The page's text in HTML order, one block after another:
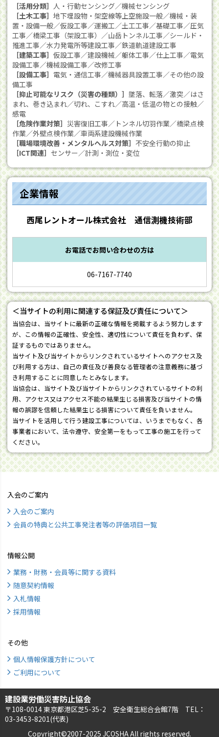
［活用分類］ 人・行動センシング／機械センシング
［土木工事］ 地下埋設物・架空線等上空施設一般／機械・装
置・設備一般／仮設工事／運搬工／土工工事／基礎工事／圧気
工事／橋梁工事（架設工事）／山岳トンネル工事／シールド・
推進工事／水力発電所等建設工事／鉄道軌道建設工事
［建築工事］ 仮設工事／建設機械／躯体工事／仕上工事／電気
設備工事／機械設備工事／改修工事
［設備工事］ 電気・通信工事／機械器具設置工事／その他の設
備工事
［抑止可能なリスク（災害の種類）］ 墜落、転落／激突／はさ
まれ、巻き込まれ／切れ、こすれ／高温・低温の物との接触／
感電
［危険作業対策］ 災害復旧工事／トンネル切羽作業／橋梁点検
作業／外壁点検作業／車両系建設機械作業
［職場環境改善・メンタルヘルス対策］ 不安全行動の抑止
［ICT関連］ センサー／計測・測位・変位
企業情報
西尾レントオール株式会社 通信測機技術部
お電話でお問い合わせの方は
06-7167-7740
＜当サイトの利用に関連する保証及び責任について＞
当協会は、当サイトに最新の正確な情報を掲載するよう努力します
が、この情報の正確性、安全性、適切性について責任を負わず、保
証するものではありません。
当サイト及び当サイトからリンクされているサイトへのアクセス及
び利用する方は、自己の責任及び善良なる管理者の注意義務に基づ
き利用することに同意したとみなします。
当協会は、当サイト及び当サイトからリンクされているサイトの利
用、アクセス又はアクセス不能の結果生じる損害及び当サイトの情
報の誤謬を信頼した結果生じる損害について責任を負いません。
当サイトを活用して行う建設工事については、いうまでもなく、各
事業者において、法令遵守、安全第一をもって工事の施工を行って
ください。
入会のご案内
入会のご案内
会員の特典と公共工事発注者等の評価項目一覧
情報公開
業務・財務・会員等に関する資料
随意契約情報
入札情報
採用情報
その他
個人情報保護方針について
ご利用について
建設業労働災害防止協会
〒108-0014 東京都港区芝5-35-2 安全衛生総合会館7階 TEL：
03-3453-8201(代表)
Copyright©2007-2025 JCOSHA All rights reserved.